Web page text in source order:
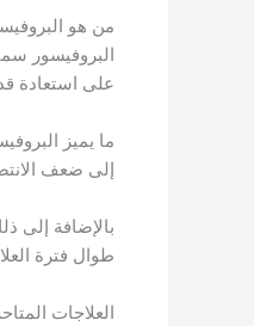
من هو
البروفيسور
على استعادة
ما يميز
إلى ضعف
بالإضافة إلى
طوال فترة
العلاجات